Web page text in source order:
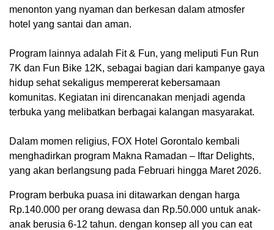
menonton yang nyaman dan berkesan dalam atmosfer
hotel yang santai dan aman.
‎Program lainnya adalah Fit & Fun, yang meliputi Fun Run
7K dan Fun Bike 12K, sebagai bagian dari kampanye gaya
hidup sehat sekaligus mempererat kebersamaan
komunitas. Kegiatan ini direncanakan menjadi agenda
terbuka yang melibatkan berbagai kalangan masyarakat.
‎Dalam momen religius, FOX Hotel Gorontalo kembali
menghadirkan program Makna Ramadan – Iftar Delights,
yang akan berlangsung pada Februari hingga Maret 2026.
Program berbuka puasa ini ditawarkan dengan harga
Rp.140.000 per orang dewasa dan Rp.50.000 untuk anak-
anak berusia 6-12 tahun. dengan konsep all you can eat